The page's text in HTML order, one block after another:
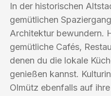
In der historischen
gemütlichen
Architektur bewundern.
gemütliche Cafés,
denen du die lokale
genießen kannst.
Olmütz ebenfalls auf